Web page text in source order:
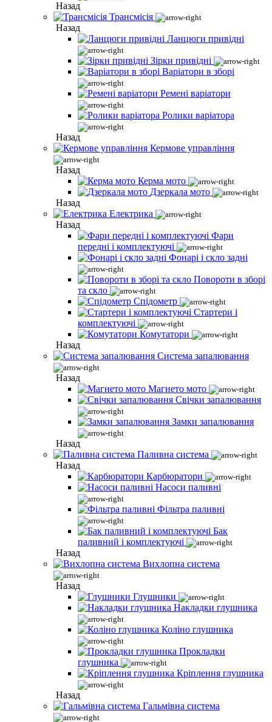
Назад
Трансмісія
Назад
Ланцюги привідні
Зірки привідні
Варіатори в зборі
Ремені варіатори
Ролики варіатора
Назад
Кермове управління
Назад
Керма мото
Дзеркала мото
Назад
Електрика
Назад
Фари
передні і комплектуючі
Фонарі і скло задні
Повороти в зборі
та скло
Спідометр
Стартери і
комплектуючі
Комутатори
Назад
Система запалювання
Назад
Магнето мото
Свічки запалювання
Замки запалювання
Назад
Паливна система
Назад
Карбюратори
Насоси паливні
Фільтра паливні
Бак
паливний і комплектуючі
Назад
Вихлопна система
Назад
Глушники
Накладки глушника
Коліно глушника
Прокладки
глушника
Кріплення глушника
Назад
Гальмівна система